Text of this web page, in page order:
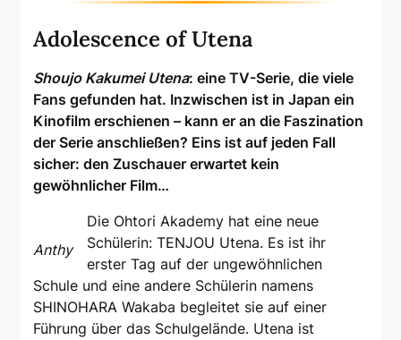
Adolescence of Utena
Shoujo Kakumei Utena: eine TV-Serie, die viele
Fans gefunden hat. Inzwischen ist in Japan ein
Kinofilm erschienen – kann er an die Faszination
der Serie anschließen? Eins ist auf jeden Fall
sicher: den Zuschauer erwartet kein
gewöhnlicher Film…
Anthy
Die Ohtori Akademy hat eine neue
Schülerin: TENJOU Utena. Es ist ihr
erster Tag auf der ungewöhnlichen
Schule und eine andere Schülerin namens
SHINOHARA Wakaba begleitet sie auf einer
Führung über das Schulgelände. Utena ist